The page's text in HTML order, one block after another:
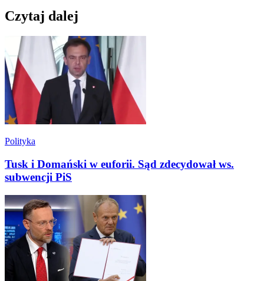
Czytaj dalej
Polityka
Tusk i Domański w euforii. Sąd zdecydował ws.
subwencji PiS